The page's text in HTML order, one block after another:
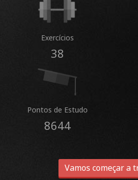
Exercícios
38
Pontos de Estudo
8644
Vamos começar a